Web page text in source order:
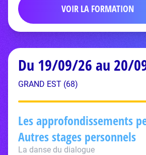
VOIR LA FORMATION
Du 19/09/26 au 20/
GRAND EST (68)
Les approfondissements
Autres stages personnels
La danse du dialogue